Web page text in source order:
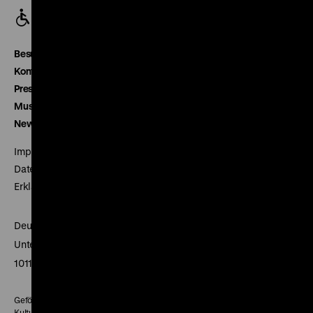
Besucherservice
Kontakt
Presse
Museumsverein
Newsletter
Impressum
Datenschutz
Erklärung digitale Barrierefreiheit
Deutsches Historisches Museum
Unter den Linden 2
10117 Berlin
Gefördert mit Mitteln des Beauftragten der Bundesregierung für